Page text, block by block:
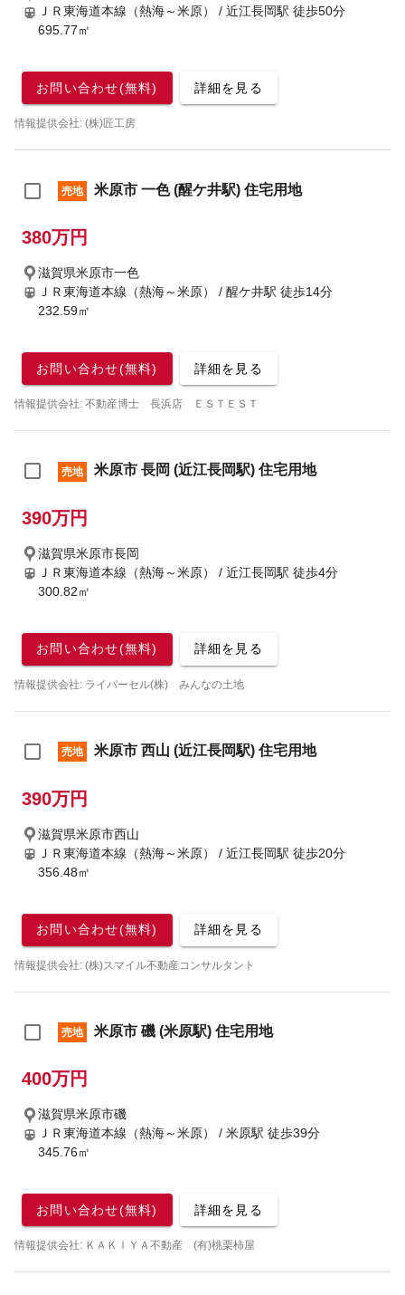
ＪＲ東海道本線（熱海～米原） / 近江長岡駅 徒歩50分
695.77㎡
お問い合わせ(無料) 詳細を見る
情報提供会社: (株)匠工房
売地 米原市 一色 (醒ケ井駅) 住宅用地
380万円
滋賀県米原市一色
ＪＲ東海道本線（熱海～米原） / 醒ケ井駅 徒歩14分
232.59㎡
お問い合わせ(無料) 詳細を見る
情報提供会社: 不動産博士 長浜店 ＥＳＴＥＳＴ
売地 米原市 長岡 (近江長岡駅) 住宅用地
390万円
滋賀県米原市長岡
ＪＲ東海道本線（熱海～米原） / 近江長岡駅 徒歩4分
300.82㎡
お問い合わせ(無料) 詳細を見る
情報提供会社: ライパーセル(株) みんなの土地
売地 米原市 西山 (近江長岡駅) 住宅用地
390万円
滋賀県米原市西山
ＪＲ東海道本線（熱海～米原） / 近江長岡駅 徒歩20分
356.48㎡
お問い合わせ(無料) 詳細を見る
情報提供会社: (株)スマイル不動産コンサルタント
売地 米原市 磯 (米原駅) 住宅用地
400万円
滋賀県米原市磯
ＪＲ東海道本線（熱海～米原） / 米原駅 徒歩39分
345.76㎡
お問い合わせ(無料) 詳細を見る
情報提供会社: ＫＡＫＩＹＡ不動産 (有)桃栗柿屋